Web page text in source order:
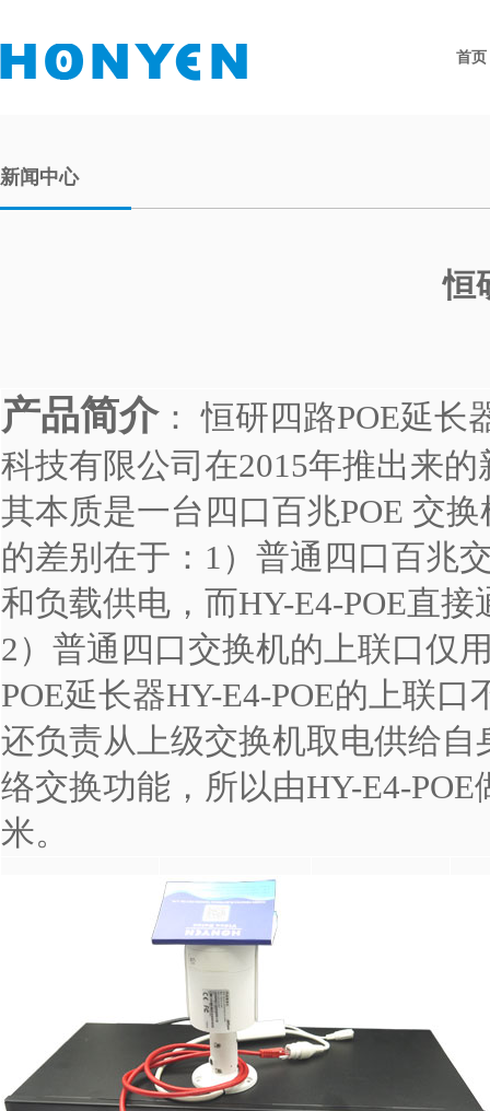
首页
新闻中心
恒
产品简介： 恒研四路POE延长
科技有限公司在2015年推出来的
其本质是一台四口 百兆POE 交换
的差别在于：1）普通四口 百兆
和负载供电，而HY-E4-POE直接
2）普通四口 交换机的上联口仅
POE延长器HY-E4-POE的上联口
还负责从上级交换机取电供给自
络交换功能，所以由HY-E4-POE
米。